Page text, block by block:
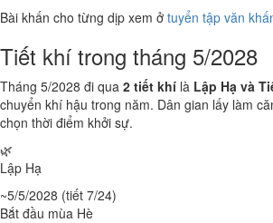
Bài khấn cho từng dịp xem ở tuyển tập văn
Tiết khí trong tháng 5/2028
Tháng 5/2028 đi qua 2 tiết khí là Lập Hạ và
chuyển khí hậu trong năm. Dân gian lấy làm
chọn thời điểm khởi sự.
🌿
Lập Hạ
~5/5/2028 (tiết 7/24)
Bắt đầu mùa Hè